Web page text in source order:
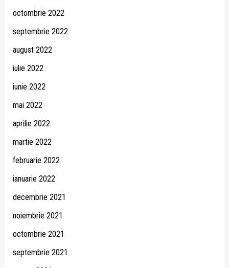
octombrie 2022
septembrie 2022
august 2022
iulie 2022
iunie 2022
mai 2022
aprilie 2022
martie 2022
februarie 2022
ianuarie 2022
decembrie 2021
noiembrie 2021
octombrie 2021
septembrie 2021